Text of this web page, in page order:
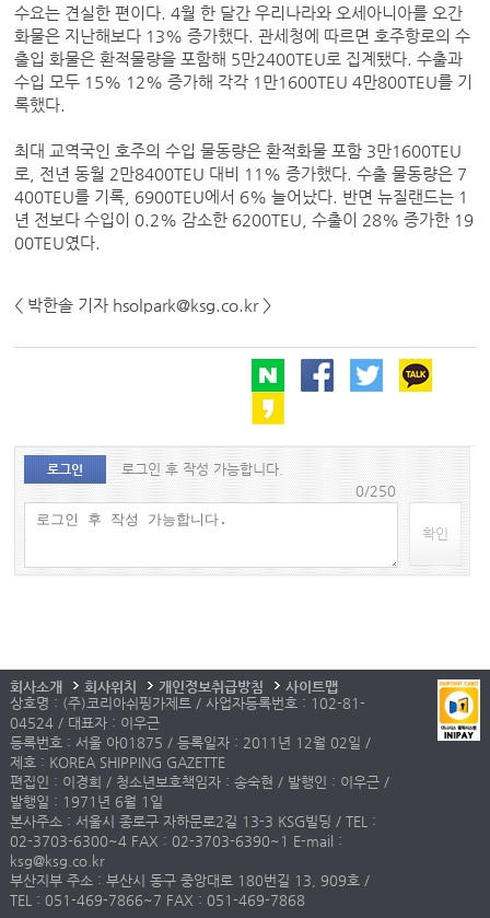
수요는 견실한 편이다. 4월 한 달간 우리나라와 오세아니아를 오간
화물은 지난해보다 13% 증가했다. 관세청에 따르면 호주항로의 수
출입 화물은 환적물량을 포함해 5만2400TEU로 집계됐다. 수출과
수입 모두 15% 12% 증가해 각각 1만1600TEU 4만800TEU를 기
록했다.
최대 교역국인 호주의 수입 물동량은 환적화물 포함 3만1600TEU
로, 전년 동월 2만8400TEU 대비 11% 증가했다. 수출 물동량은 7
400TEU를 기록, 6900TEU에서 6% 늘어났다. 반면 뉴질랜드는 1
년 전보다 수입이 0.2% 감소한 6200TEU, 수출이 28% 증가한 19
00TEU였다.
< 박한솔 기자 hsolpark@ksg.co.kr >
로그인
로그인 후 작성 가능합니다.
0/250
확인
회사소개 회사위치 개인정보취급방침
사이트맵
상호명 : (주)코리아쉬핑가제트 / 사업자등록번호 : 102-81-
04524 / 대표자 : 이우근
등록번호 : 서울 아01875 / 등록일자 : 2011년 12월 02일 /
제호 : KOREA SHIPPING GAZETTE
편집인 : 이경희 / 청소년보호책임자 : 송숙현 / 발행인 : 이우근 /
발행일 : 1971년 6월 1일
본사주소 : 서울시 종로구 자하문로2길 13-3 KSG빌딩 / TEL :
02-3703-6300~4 FAX : 02-3703-6390~1 E-mail :
ksg@ksg.co.kr
부산지부 주소 : 부산시 동구 중앙대로 180번길 13, 909호 /
TEL : 051-469-7866~7 FAX : 051-469-7868